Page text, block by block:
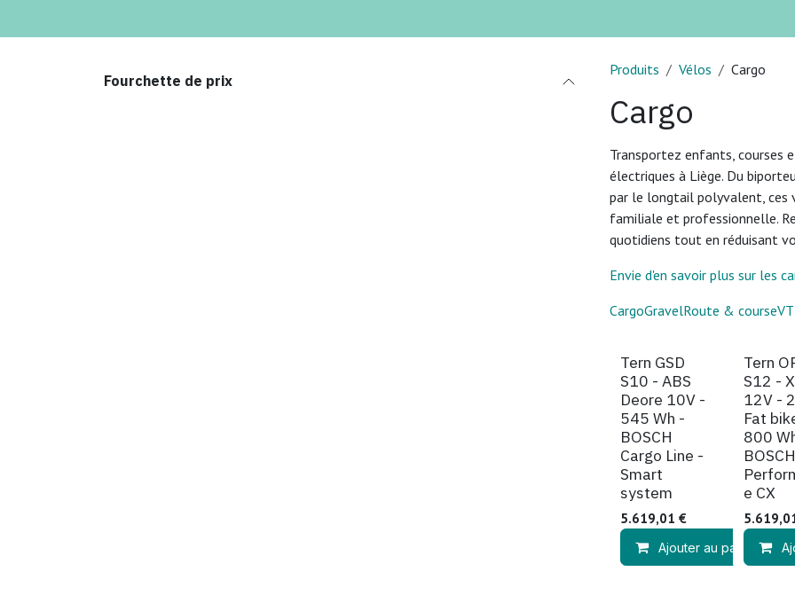
Fourchette de prix
Produits Vélos Cargo
Cargo
Transportez enfants, courses
électriques à Liège. Du
par le longtail polyvalent,
familiale et professionnelle.
quotidiens tout en réduisant
Envie d'en savoir plus sur les
CargoGravelRoute & course
Demander un essai
Tern GSD
S10 - ABS
Deore 10V -
545 Wh -
BOSCH
Cargo Line -
Smart
system
5.619,01 €
Ajouter au panier
Sur
Tern
S12 -
12V -
Fat
800
BOSCH
e CX